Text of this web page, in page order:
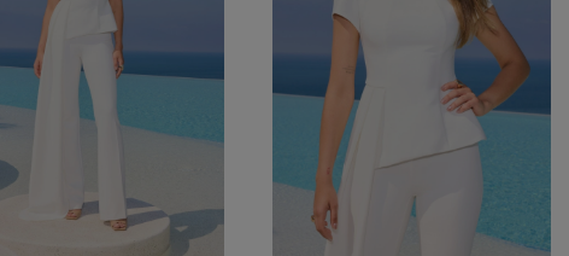
Farbe
WEISSE
BLAUE